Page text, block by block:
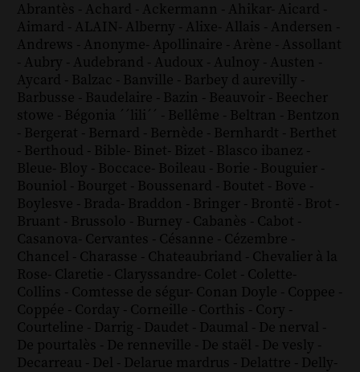
Abrantès - Achard - Ackermann - Ahikar- Aicard -
Aimard - ALAIN- Alberny - Alixe- Allais - Andersen -
Andrews - Anonyme- Apollinaire - Arène - Assollant
- Aubry - Audebrand - Audoux - Aulnoy - Austen -
Aycard - Balzac - Banville - Barbey d aurevilly -
Barbusse - Baudelaire - Bazin - Beauvoir - Beecher
stowe - Bégonia ´´lili´´ - Bellême - Beltran - Bentzon
- Bergerat - Bernard - Bernède - Bernhardt - Berthet
- Berthoud - Bible- Binet- Bizet - Blasco ibanez -
Bleue- Bloy - Boccace- Boileau - Borie - Bouguier -
Bouniol - Bourget - Boussenard - Boutet - Bove -
Boylesve - Brada- Braddon - Bringer - Brontë - Brot -
Bruant - Brussolo - Burney - Cabanès - Cabot -
Casanova- Cervantes - Césanne - Cézembre -
Chancel - Charasse - Chateaubriand - Chevalier à la
Rose- Claretie - Claryssandre- Colet - Colette-
Collins - Comtesse de ségur- Conan Doyle - Coppee -
Coppée - Corday - Corneille - Corthis - Cory -
Courteline - Darrig - Daudet - Daumal - De nerval -
De pourtalès - De renneville - De staël - De vesly -
Decarreau - Del - Delarue mardrus - Delattre - Delly-